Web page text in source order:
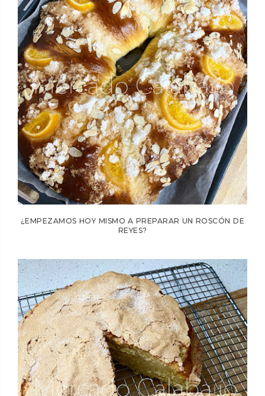
¿EMPEZAMOS HOY MISMO A PREPARAR UN ROSCÓN DE
REYES?